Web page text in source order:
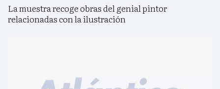
La muestra recoge obras del genial pintor
relacionadas con la ilustración